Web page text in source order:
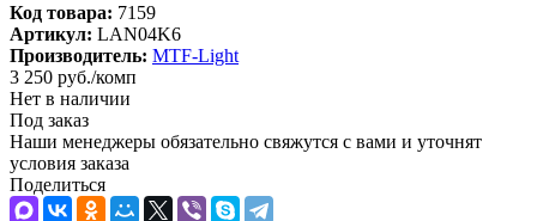
Код товара: 7159
Артикул: LAN04K6
Производитель: MTF-Light
3 250 руб./комп
Нет в наличии
Под заказ
Наши менеджеры обязательно свяжутся с вами и уточнят
условия заказа
Поделиться